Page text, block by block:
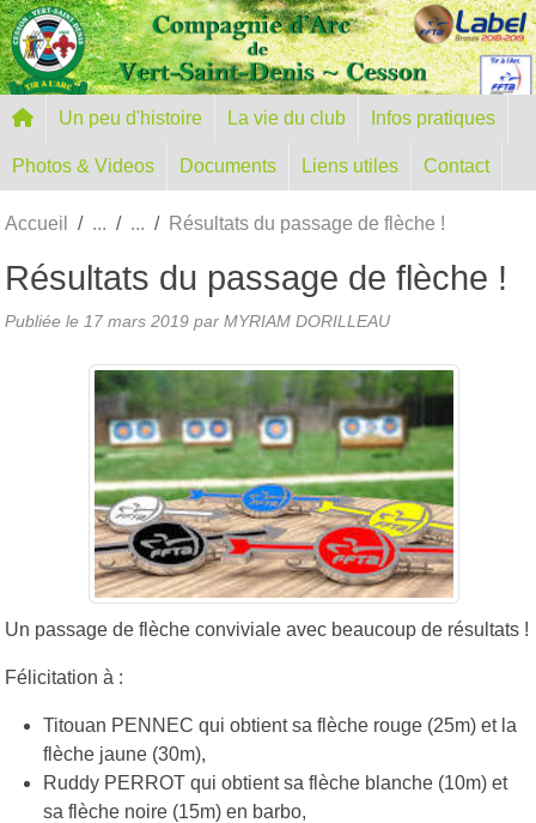
Un peu d'histoire La vie du club Infos pratiques
Photos & Videos Documents Liens utiles Contact
Accueil Résultats du passage de flèche !
Résultats du passage de flèche !
Publiée le 17 mars 2019 par MYRIAM DORILLEAU
Un passage de flèche conviviale avec beaucoup de résultats !
Félicitation à :
Titouan PENNEC qui obtient sa flèche rouge (25m) et la
flèche jaune (30m),
Ruddy PERROT qui obtient sa flèche blanche (10m) et
sa flèche noire (15m) en barbo,
Panneau de gestion des cookies